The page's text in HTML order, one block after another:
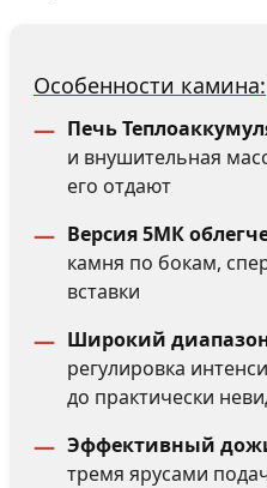
Особенности камина:
Печь
и внушительная
его отдают
Версия 5МК
камня по бокам,
вставки
Широкий
регулировка
до практически
Эффективный
тремя ярусами